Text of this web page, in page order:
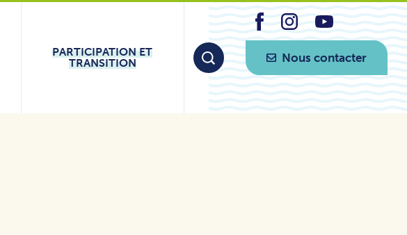
PARTICIPATION ET
TRANSITION
Nous contacter